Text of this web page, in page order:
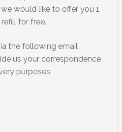
would like to offer you 1
for free.
the following email
us your correspondence
purposes.